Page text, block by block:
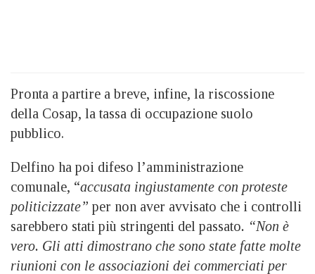
Pronta a partire a breve, infine, la riscossione
della Cosap, la tassa di occupazione suolo
pubblico.
Delfino ha poi difeso l’amministrazione
comunale, “accusata ingiustamente con proteste
politicizzate” per non aver avvisato che i controlli
sarebbero stati più stringenti del passato. “Non è
vero. Gli atti dimostrano che sono state fatte molte
riunioni con le associazioni dei commerciati per